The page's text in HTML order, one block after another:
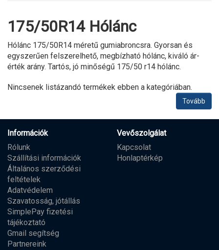
175/50R14 Hólánc
Hólánc 175/50R14 méretű gumiabroncsra. Gyorsan és
egyszerűen felszerelhető, megbízható hólánc, kiváló ár-
érték arány. Tartós, jó minőségű 175/50 r14 hólánc.
Nincsenek listázandó termékek ebben a kategóriában.
Tovább
Információk
Rólunk
Szállítási információk
Általános szerződési
feltételek
Adatvédelem
Szavatosság, jótállás
SimplePay fizetési
tájékoztató
Gmail segítség
Partnereink
Vevőszolgálat
Kapcsolat
Honlaptérkép